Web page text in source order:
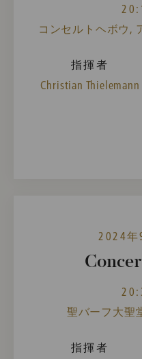
コンセルトヘボウ,
指揮者
Christian Thielemann
2024
聖バーフ大聖
指揮者